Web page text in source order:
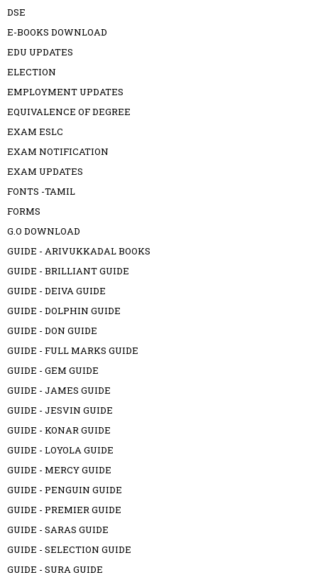
DSE
E-BOOKS DOWNLOAD
EDU UPDATES
ELECTION
EMPLOYMENT UPDATES
EQUIVALENCE OF DEGREE
EXAM ESLC
EXAM NOTIFICATION
EXAM UPDATES
FONTS -TAMIL
FORMS
G.O DOWNLOAD
GUIDE - ARIVUKKADAL BOOKS
GUIDE - BRILLIANT GUIDE
GUIDE - DEIVA GUIDE
GUIDE - DOLPHIN GUIDE
GUIDE - DON GUIDE
GUIDE - FULL MARKS GUIDE
GUIDE - GEM GUIDE
GUIDE - JAMES GUIDE
GUIDE - JESVIN GUIDE
GUIDE - KONAR GUIDE
GUIDE - LOYOLA GUIDE
GUIDE - MERCY GUIDE
GUIDE - PENGUIN GUIDE
GUIDE - PREMIER GUIDE
GUIDE - SARAS GUIDE
GUIDE - SELECTION GUIDE
GUIDE - SURA GUIDE